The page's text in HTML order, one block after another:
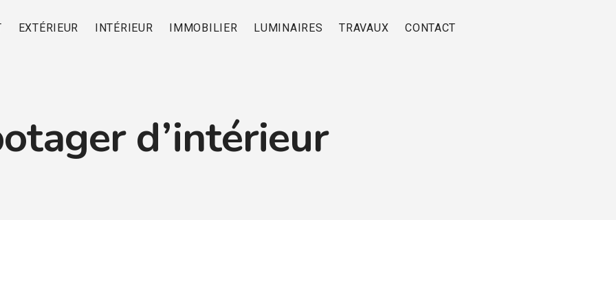
EXTÉRIEUR INTÉRIEUR IMMOBILIER LUMINAIRES TRAVAUX CONTACT
d’intérieur